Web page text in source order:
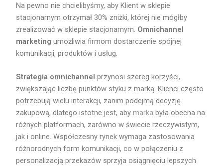
Na pewno nie chcielibyśmy, aby Klient w sklepie
stacjonarnym otrzymał 30% zniżki, której nie mógłby
zrealizować w sklepie stacjonarnym. Omnichannel
marketing umożliwia firmom dostarczenie spójnej
komunikacji, produktów i usług.
Strategia omnichannel przynosi szereg korzyści,
zwiększając liczbę punktów styku z marką. Klienci często
potrzebują wielu interakcji, zanim podejmą decyzję
zakupową, dlatego istotne jest, abymarka była obecna na
różnych platformach, zarówno w świecie rzeczywistym,
jak i online. Współczesny rynek wymaga zastosowania
różnorodnych form komunikacji, co w połączeniu z
personalizacją przekazów sprzyja osiągnięciu lepszych